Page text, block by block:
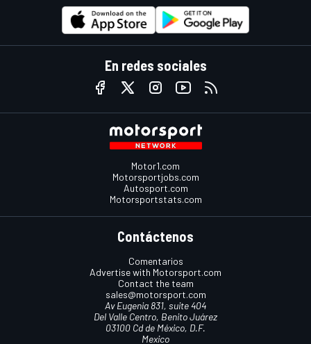
En redes sociales
Motor1.com
Motorsportjobs.com
Autosport.com
Motorsportstats.com
Contáctenos
Comentarios
Advertise with Motorsport.com
Contact the team
sales@motorsport.com
Av Eugenia 831, suite 404
Del Valle Centro, Benito Juárez
03100 Cd de México, D.F.
Mexico